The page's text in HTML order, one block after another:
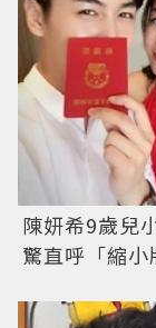
陳妍希9歲兒
驚直呼「縮小